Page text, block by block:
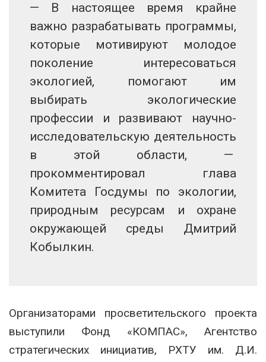
— В настоящее время крайне
важно разрабатывать программы,
которые мотивируют молодое
поколение интересоваться
экологией, помогают им
выбирать экологические
профессии и развивают научно-
исследовательскую деятельность
в этой области, —
прокомментировал глава
Комитета Госдумы по экологии,
природным ресурсам и охране
окружающей среды Дмитрий
Кобылкин.
Организаторами просветительского проекта
выступили Фонд «КОМПАС», Агентство
стратегических инициатив, РХТУ им. Д.И.